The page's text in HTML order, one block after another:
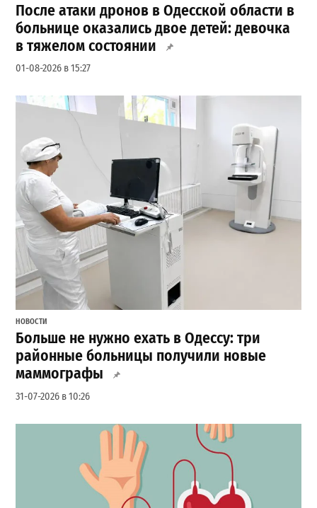
После атаки дронов в Одесской области в
больнице оказались двое детей: девочка
в тяжелом состоянии
01-08-2026 в 15:27
НОВОСТИ
Больше не нужно ехать в Одессу: три
районные больницы получили новые
маммографы
31-07-2026 в 10:26